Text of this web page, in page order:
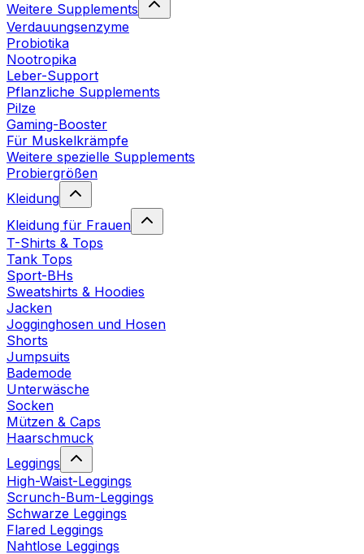
Weitere Supplements
Verdauungsenzyme
Probiotika
Nootropika
Leber-Support
Pflanzliche Supplements
Pilze
Gaming-Booster
Für Muskelkrämpfe
Weitere spezielle Supplements
Probiergrößen
Kleidung
Kleidung für Frauen
T-Shirts & Tops
Tank Tops
Sport-BHs
Sweatshirts & Hoodies
Jacken
Jogginghosen und Hosen
Shorts
Jumpsuits
Bademode
Unterwäsche
Socken
Mützen & Caps
Haarschmuck
Leggings
High-Waist-Leggings
Scrunch-Bum-Leggings
Schwarze Leggings
Flared Leggings
Nahtlose Leggings